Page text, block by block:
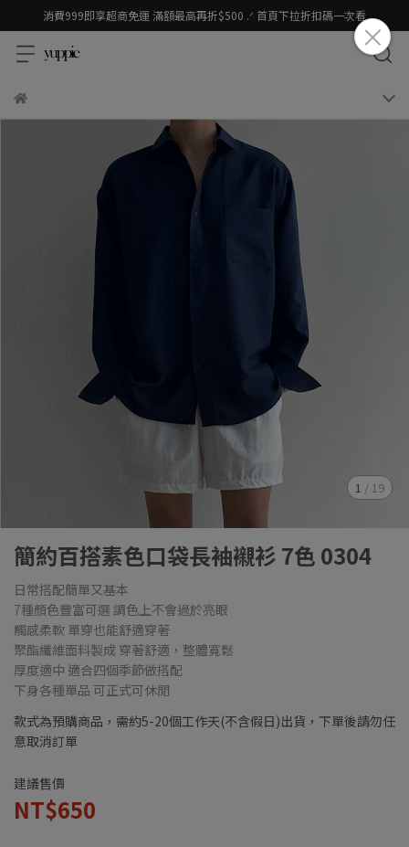
消費999即享超商免運 滿額最高再折$500 .ᐟ 首頁下拉折扣碼一次看
1 / 19
簡約百搭素色口袋長袖襯衫 7色 0304
日常搭配簡單又基本
7種顏色豐富可選 調色上不會過於亮眼
觸感柔軟 單穿也能舒適穿著
聚酯纖維面料製成 穿著舒適，整體寬鬆
厚度適中 適合四個季節做搭配
下身各種單品 可正式可休閒
款式為預購商品，需約5-20個工作天(不含假日)出貨，下單後請勿任
意取消訂單
建議售價
NT$650